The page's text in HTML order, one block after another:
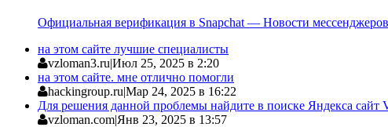
Официальная верификация в Snapchat — Новости
на этом сайте лучшие специалисты
vzloman3.ru|Июл 25, 2025 в 2:20
на этом сайте. мне отлично помогли
hackingroup.ru|Мар 24, 2025 в 16:22
Для решения данной проблемы найдите в поиске Яндекса сайт
vzloman.com|Янв 23, 2025 в 13:57